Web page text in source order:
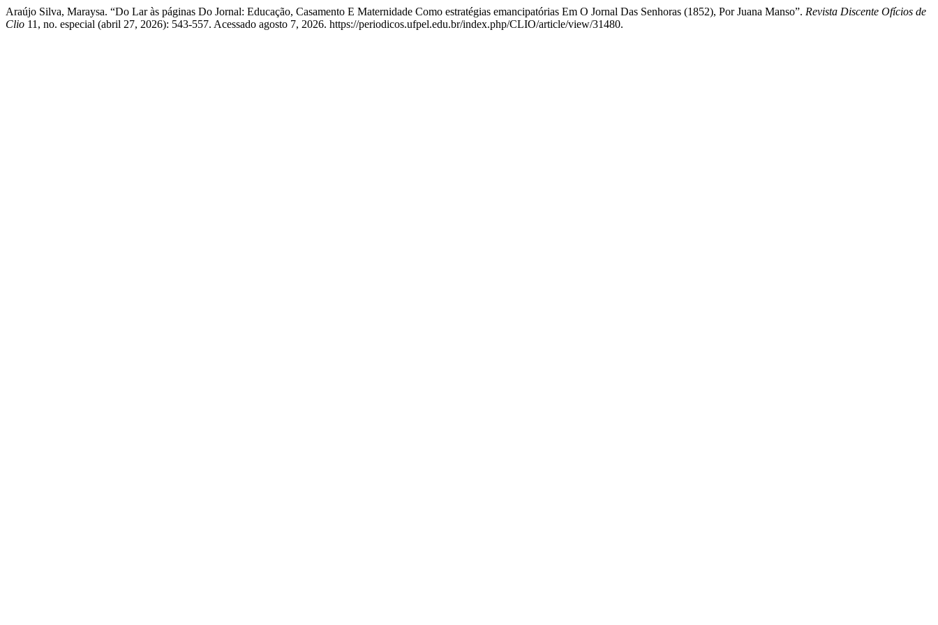
Araújo Silva, Maraysa. “Do Lar às páginas Do Jornal: Educação, Casamento E Maternidade Como estratégias emancipatórias Em O Jornal Das Senhoras (1852), Por Juana Manso”. Revista Discente Ofícios de
Clio 11, no. especial (abril 27, 2026): 543-557. Acessado agosto 7, 2026. https://periodicos.ufpel.edu.br/index.php/CLIO/article/view/31480.